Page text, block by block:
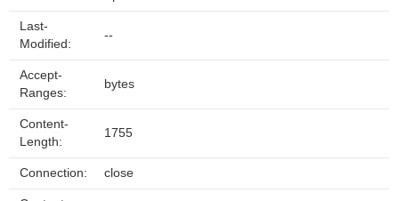
Last-
Modified:
--
Accept-
Ranges:
bytes
Content-
Length:
1755
Connection: close